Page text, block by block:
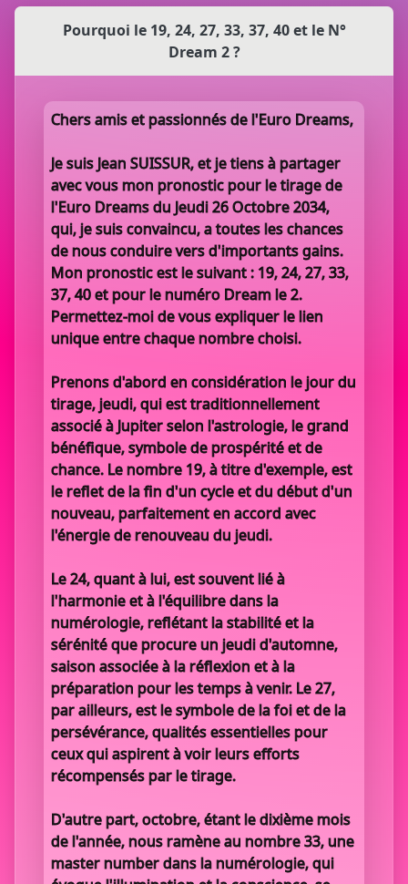
Pourquoi le 19, 24, 27, 33, 37, 40 et le N°
Dream 2 ?
Chers amis et passionnés de l'Euro Dreams,
Je suis Jean SUISSUR, et je tiens à partager
avec vous mon pronostic pour le tirage de
l'Euro Dreams du Jeudi 26 Octobre 2034,
qui, je suis convaincu, a toutes les chances
de nous conduire vers d'importants gains.
Mon pronostic est le suivant : 19, 24, 27, 33,
37, 40 et pour le numéro Dream le 2.
Permettez-moi de vous expliquer le lien
unique entre chaque nombre choisi.
Prenons d'abord en considération le jour du
tirage, jeudi, qui est traditionnellement
associé à Jupiter selon l'astrologie, le grand
bénéfique, symbole de prospérité et de
chance. Le nombre 19, à titre d'exemple, est
le reflet de la fin d'un cycle et du début d'un
nouveau, parfaitement en accord avec
l'énergie de renouveau du jeudi.
Le 24, quant à lui, est souvent lié à
l'harmonie et à l'équilibre dans la
numérologie, reflétant la stabilité et la
sérénité que procure un jeudi d'automne,
saison associée à la réflexion et à la
préparation pour les temps à venir. Le 27,
par ailleurs, est le symbole de la foi et de la
persévérance, qualités essentielles pour
ceux qui aspirent à voir leurs efforts
récompensés par le tirage.
D'autre part, octobre, étant le dixième mois
de l'année, nous ramène au nombre 33, une
master number dans la numérologie, qui